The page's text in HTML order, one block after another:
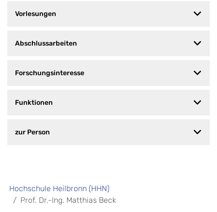
Vorlesungen
Abschlussarbeiten
Forschungsinteresse
Funktionen
zur Person
Hochschule Heilbronn (HHN)
Prof. Dr.-Ing. Matthias Beck